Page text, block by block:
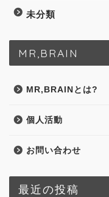
未分類
MR,BRAIN
MR,BRAINとは?
個人活動
お問い合わせ
最近の投稿